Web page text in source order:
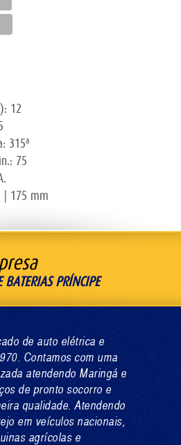
12
315ª
75
| 175 mm
BATERIAS PRÍNCIPE
de auto elétrica e
Contamos com uma
atendendo Maringá e
de pronto socorro e
qualidade. Atendendo
em veículos nacionais,
agrícolas e